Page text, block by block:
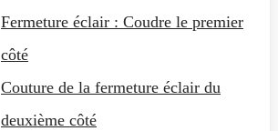
Fermeture éclair : Coudre le premier
côté
Couture de la fermeture éclair du
deuxième côté